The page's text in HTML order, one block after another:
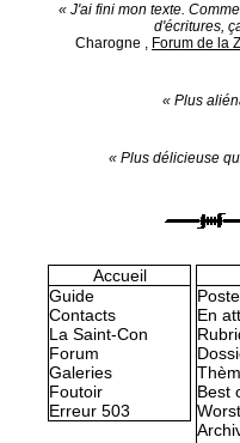
« J'ai fini mon texte.
d'écritures,
Charogne , Forum de la
« Plus
« Plus délicieuse
Accueil
Guide
Contacts
La Saint-Con
Forum
Galeries
Foutoir
Erreur 503
En
Best